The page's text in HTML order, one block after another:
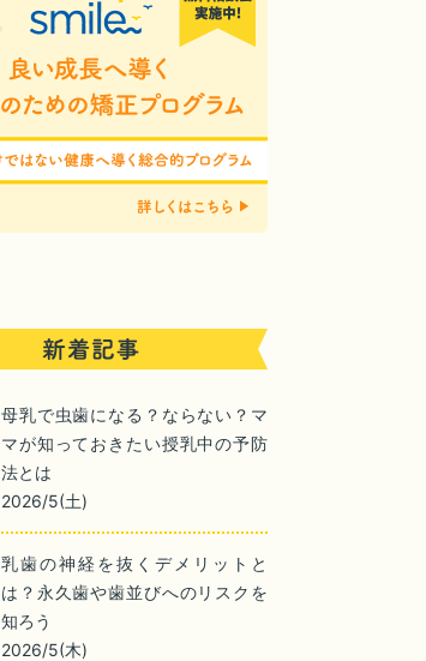
母乳で虫歯になる？ならない？マ
マが知っておきたい授乳中の予防
法とは
2026/5(土)
乳歯の神経を抜くデメリットと
は？永久歯や歯並びへのリスクを
知ろう
2026/5(木)